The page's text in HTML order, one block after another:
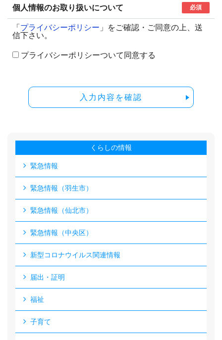
個人情報のお取り扱いについて 必須
「 プライバシーポリシー 」をご確認・ご同意の上、送
信下さい。
プライバシーポリシーついて同意する
入力内容を確認
くらしの情報
緊急情報
緊急情報（羽生市）
緊急情報（仙北市）
緊急情報（中央区）
新型コロナウイルス関連情報
届出・証明
福祉
子育て